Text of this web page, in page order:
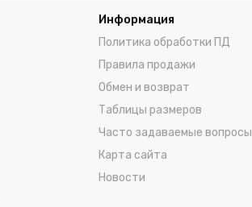
Информация
Политика обработки ПД
Правила продажи
Обмен и возврат
Таблицы размеров
Часто задаваемые вопросы
Карта сайта
Новости